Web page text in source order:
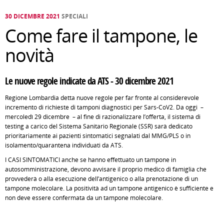
E SPETTACOLI POLITICA
DELLE IDEE FATTI DELLO SPIRITO
30 DICEMBRE 2021 SPECIALI
Come fare il tampone, le
novità
Le nuove regole indicate da ATS - 30 dicembre 2021
Regione Lombardia detta nuove regole per far fronte al considerevole
incremento di richieste di tamponi diagnostici per Sars-CoV2. Da oggi –
mercoledì 29 dicembre – al fine di razionalizzare l’offerta, il sistema di
testing a carico del Sistema Sanitario Regionale (SSR) sarà dedicato
prioritariamente ai pazienti sintomatici segnalati dal MMG/PLS o in
isolamento/quarantena individuati da ATS.
I CASI SINTOMATICI anche se hanno effettuato un tampone in
autosomministrazione, devono avvisare il proprio medico di famiglia che
provvederà o alla esecuzione dell’antigenico o alla prenotazione di un
tampone molecolare. La positività ad un tampone antigenico è sufficiente e
non deve essere confermata da un tampone molecolare.